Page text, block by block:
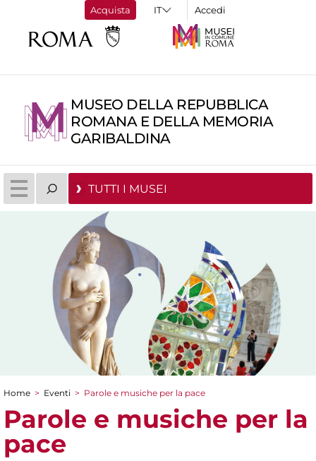
Acquista Accedi
MUSEO DELLA REPUBBLICA
ROMANA E DELLA MEMORIA
GARIBALDINA
TUTTI I MUSEI
Tu sei qui
Home > Eventi > Parole e musiche per la pace
Parole e musiche per la
pace